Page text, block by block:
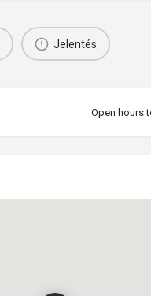
Jelentés
Open hours